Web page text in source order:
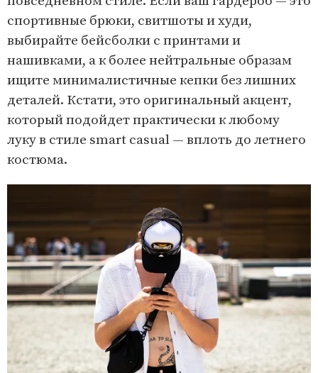
спортивные брюки, свитшоты и худи,
выбирайте бейсболки с принтами и
нашивками, а к более нейтральные образам
ищите минималистичные кепки без лишних
деталей. Кстати, это оригинальный акцент,
который подойдет практически к любому
луку в стиле smart casual — вплоть до летнего
костюма.